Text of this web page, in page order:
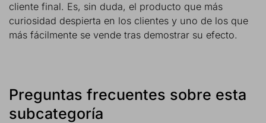
cliente final. Es, sin duda, el producto que más
curiosidad despierta en los clientes y uno de los que
más fácilmente se vende tras demostrar su efecto.
Preguntas frecuentes sobre esta
subcategoría